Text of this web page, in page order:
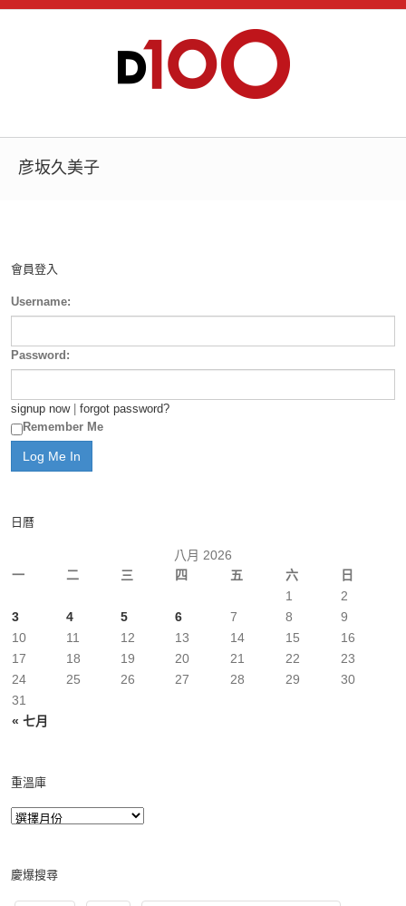
彦坂久美子
會員登入
Username:
Password:
signup now| forgot password?
Remember Me
日曆
八月 2026
一
二 三 四 五 六 日
« 七月
1
2
3
4 5 6 7 8
9
10
11 12 13 14 15
16
17
18 19 20 21 22
23
24
25 26 27 28 29
30
31
重溫庫
慶爆搜尋